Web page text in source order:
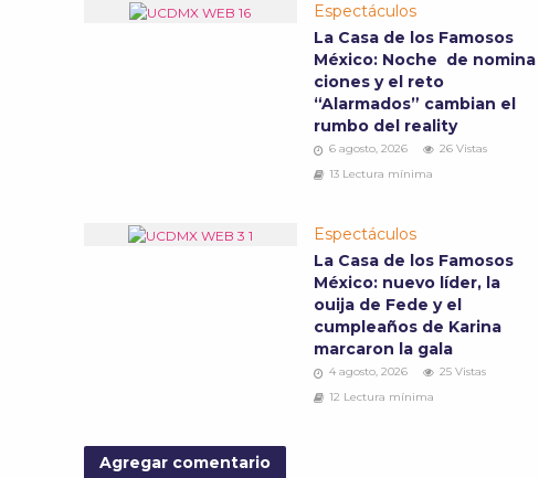
Espectáculos
La Casa de los Famosos
México: Noche de nomina
ciones y el reto
“Alarmados” cambian el
rumbo del reality
6 agosto, 2026
26 Vistas
13 Lectura mínima
Espectáculos
La Casa de los Famosos
México: nuevo líder, la
ouija de Fede y el
cumpleaños de Karina
marcaron la gala
4 agosto, 2026
25 Vistas
12 Lectura mínima
Agregar comentario